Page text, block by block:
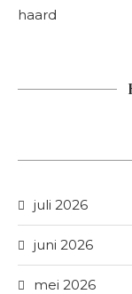
haard
juli 2026
juni 2026
mei 2026